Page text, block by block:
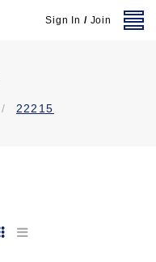
Sign In / Join
/ 22215